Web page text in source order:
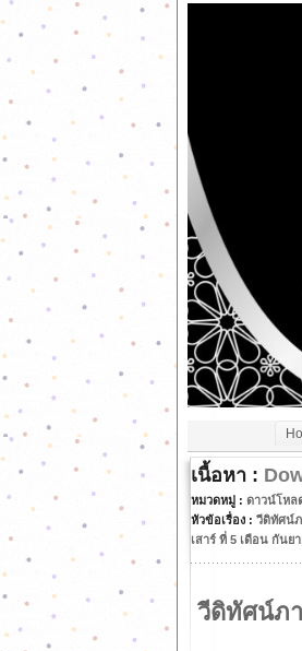
เนื้อหา :
หมวดหมู่ : ดาวน์โหล
หัวข้อเรื่อง : วีดิทัศน์
เสาร์ ที่ 5 เดือน กันย
วีดิทัศน์ภ